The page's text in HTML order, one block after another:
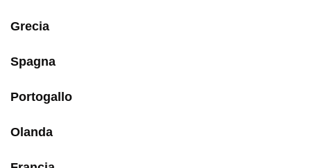
Grecia
Spagna
Portogallo
Olanda